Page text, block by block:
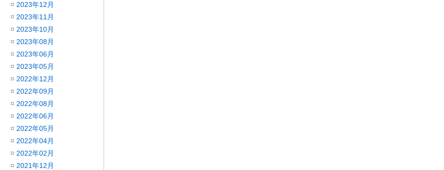
2023年12月
2023年11月
2023年10月
2023年08月
2023年06月
2023年05月
2022年12月
2022年09月
2022年08月
2022年06月
2022年05月
2022年04月
2022年02月
2021年12月